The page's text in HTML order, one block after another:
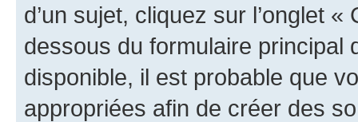
d’un sujet, cliquez sur l’onglet
dessous du formulaire principal
disponible, il est probable que
appropriées afin de créer des